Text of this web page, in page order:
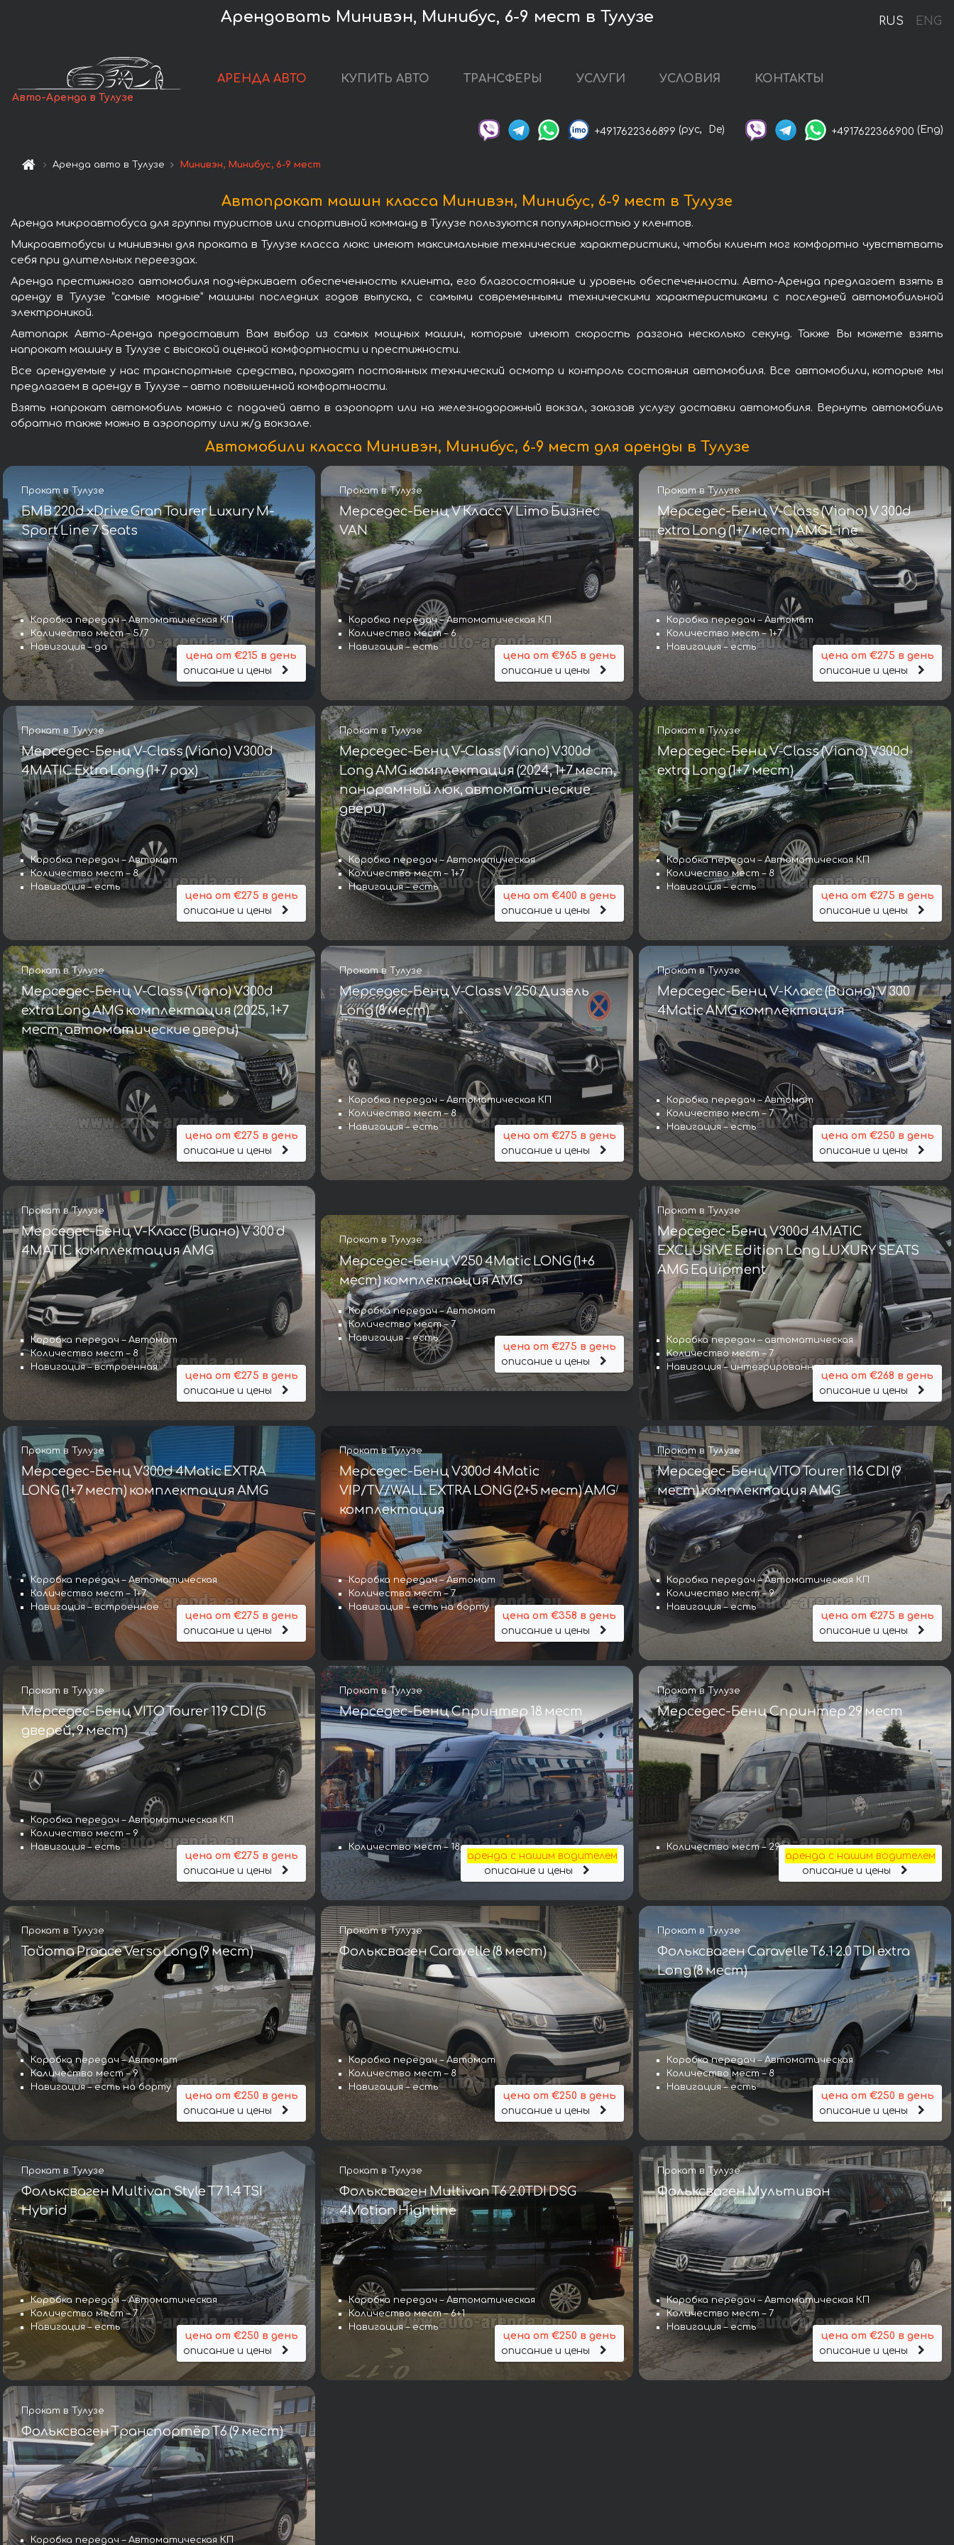
RUS ENG
Арендовать Минивэн, Минибус, 6-9 мест в Тулузе
Авто-Аренда в Тулузе
АРЕНДА АВТО КУПИТЬ АВТО ТРАНСФЕРЫ УСЛУГИ УСЛОВИЯ КОНТАКТЫ
+4917622366899 (рус, De) +4917622366900 (Eng)
Аренда авто в Тулузе Минивэн, Минибус, 6-9 мест
Автопрокат машин класса Минивэн, Минибус, 6-9 мест в Тулузе
Аренда микроавтобуса для группы туристов или спортивной комманд в Тулузе пользуются популярностью у клентов.
Микроавтобусы и минивэны для проката в Тулузе класса люкс имеют максимальные технические характеристики, чтобы клиент мог комфортно чувствтвать
себя при длительных переездах.
Аренда престижного автомобиля подчёркивает обеспеченность клиента, его благосостояние и уровень обеспеченности. Авто-Аренда предлагает взять в
аренду в Тулузе “самые модные” машины последних годов выпуска, с самыми современными техническими характеристиками с последней автомобильной
электроникой.
Автопарк Авто-Аренда предоставит Вам выбор из самых мощных машин, которые имеют скорость разгона несколько секунд. Также Вы можете взять
напрокат машину в Тулузе с высокой оценкой комфортности и престижности.
Все арендуемые у нас транспортные средства, проходят постоянных технический осмотр и контроль состояния автомобиля. Все автомобили, которые мы
предлагаем в аренду в Тулузе – авто повышенной комфортности.
Взять напрокат автомобиль можно с подачей авто в аэропорт или на железнодорожный вокзал, заказав услугу доставки автомобиля. Вернуть автомобиль
обратно также можно в аэропорту или ж/д вокзале.
Автомобили класса Минивэн, Минибус, 6-9 мест для аренды в Тулузе
Прокат в Тулузе
БМВ 220d xDrive Gran Tourer Luxury M-
Sport Line 7 Seats
Коробка передач – Автоматическая КП
Количество мест – 5/7
Навигация – да
цена от €215 в день
описание и цены
Прокат в Тулузе
Мерседес-Бенц V Класс V Limo Бизнес
VAN
Коробка передач – Автоматическая КП
Количество мест – 6
Навигация – есть
цена от €965 в день
описание и цены
Прокат в Тулузе
Мерседес-Бенц V-Class (Viano) V 300d
extra Long (1+7 мест) AMG Line
Коробка передач – Автомат
Количество мест – 1+7
Навигация – есть
цена от €275 в день
описание и цены
Прокат в Тулузе
Мерседес-Бенц V-Class (Viano) V300d
4MATIC Extra Long (1+7 pax)
Коробка передач – Автомат
Количество мест – 8
Навигация – есть
цена от €275 в день
описание и цены
Прокат в Тулузе
Мерседес-Бенц V-Class (Viano) V300d
Long AMG комплектация (2024, 1+7 мест,
панорамный люк, автоматические
двери)
Коробка передач – Автоматическая
Количество мест – 1+7
Навигация – есть
цена от €400 в день
описание и цены
Прокат в Тулузе
Мерседес-Бенц V-Class (Viano) V300d
extra Long (1+7 мест)
Коробка передач – Автоматическая КП
Количество мест – 8
Навигация – есть
цена от €275 в день
описание и цены
Прокат в Тулузе
Мерседес-Бенц V-Class (Viano) V300d
extra Long AMG комплектация (2025, 1+7
мест, автоматические двери)
цена от €275 в день
описание и цены
Прокат в Тулузе
Мерседес-Бенц V-Class V 250 Дизель
Long (8 мест)
Коробка передач – Автоматическая КП
Количество мест – 8
Навигация – есть
цена от €275 в день
описание и цены
Прокат в Тулузе
Мерседес-Бенц V-Класс (Виано) V 300
4Matic AMG комплектация
Коробка передач – Автомат
Количество мест – 7
Навигация – есть
цена от €250 в день
описание и цены
Прокат в Тулузе
Мерседес-Бенц V-Класс (Виано) V 300 d
4MATIC комплектация AMG
Коробка передач – Автомат
Количество мест – 8
Навигация – встроенная
цена от €275 в день
описание и цены
Прокат в Тулузе
Мерседес-Бенц V250 4Matic LONG (1+6
мест) комплектация AMG
Коробка передач – Автомат
Количество мест – 7
Навигация – есть
цена от €275 в день
описание и цены
Прокат в Тулузе
Мерседес-Бенц V300d 4MATIC
EXCLUSIVE Edition Long LUXURY SEATS
AMG Equipment
Коробка передач – автоматическая
Количество мест – 7
Навигация – интегрированная
цена от €268 в день
описание и цены
Прокат в Тулузе
Мерседес-Бенц V300d 4Matic EXTRA
LONG (1+7 мест) комплектация AMG
Коробка передач – Автоматическая
Количество мест – 1+7
Навигация – встроенное
цена от €275 в день
описание и цены
Прокат в Тулузе
Мерседес-Бенц V300d 4Matic
VIP/TV/WALL EXTRA LONG (2+5 мест) AMG
комплектация
Коробка передач – Автомат
Количество мест – 7
Навигация – есть на борту
цена от €358 в день
описание и цены
Прокат в Тулузе
Мерседес-Бенц VITO Tourer 116 CDI (9
мест) комплектация AMG
Коробка передач – Автоматическая КП
Количество мест – 9
Навигация – есть
цена от €275 в день
описание и цены
Прокат в Тулузе
Мерседес-Бенц VITO Tourer 119 CDI (5
дверей, 9 мест)
Коробка передач – Автоматическая КП
Количество мест – 9
Навигация – есть
цена от €275 в день
описание и цены
Прокат в Тулузе
Мерседес-Бенц Спринтер 18 мест
Количество мест – 18
аренда с нашим водителем
описание и цены
Прокат в Тулузе
Мерседес-Бенц Спринтер 29 мест
Количество мест – 29
аренда с нашим водителем
описание и цены
Прокат в Тулузе
Тойота Proace Verso Long (9 мест)
Коробка передач – Автомат
Количество мест – 9
Навигация – есть на борту
цена от €250 в день
описание и цены
Прокат в Тулузе
Фольксваген Caravelle (8 мест)
Коробка передач – Автомат
Количество мест – 8
Навигация – есть
цена от €250 в день
описание и цены
Прокат в Тулузе
Фольксваген Caravelle T6.1 2.0 TDI extra
Long (8 мест)
Коробка передач – Автоматическая
Количество мест – 8
Навигация – есть
цена от €250 в день
описание и цены
Прокат в Тулузе
Фольксваген Multivan Style T7 1.4 TSI
Hybrid
Коробка передач – Автоматическая
Количество мест – 7
Навигация – есть
цена от €250 в день
описание и цены
Прокат в Тулузе
Фольксваген Multivan T6 2.0TDI DSG
4Motion Highline
Коробка передач – Автоматическая
Количество мест – 6+1
Навигация – есть
цена от €250 в день
описание и цены
Прокат в Тулузе
Фольксваген Мультиван
Коробка передач – Автоматическая КП
Количество мест – 7
Навигация – есть
цена от €250 в день
описание и цены
Прокат в Тулузе
Фольксваген Транспортёр T6 (9 мест)
Коробка передач – Автоматическая КП